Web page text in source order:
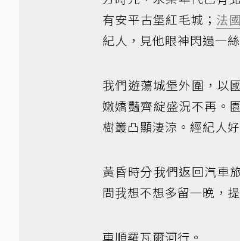
有安平古堡紅毛城； 法國
紀人，見他眼神閃過一
我們遊蕩城堡外圍，以
嫩嬌豔齊綻盛況不再。
樹叢凸顯淒涼。經紀人
黃昏時分我們返回汽車
問我想不想多留一晚，
車順羅瓦爾河行。